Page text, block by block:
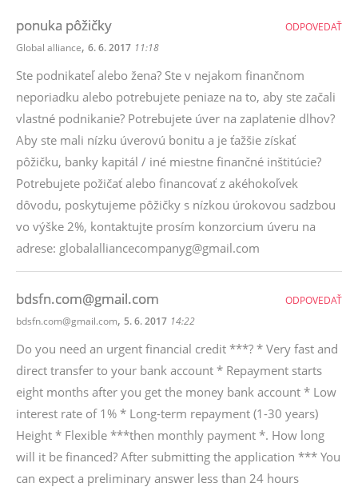
ponuka pôžičky
Global alliance, 6. 6. 2017 11:18
Ste podnikateľ alebo žena? Ste v nejakom finančnom
neporiadku alebo potrebujete peniaze na to, aby ste začali
vlastné podnikanie? Potrebujete úver na zaplatenie dlhov?
Aby ste mali nízku úverovú bonitu a je ťažšie získať
pôžičku, banky kapitál / iné miestne finančné inštitúcie?
Potrebujete požičať alebo financovať z akéhokoľvek
dôvodu, poskytujeme pôžičky s nízkou úrokovou sadzbou
vo výške 2%, kontaktujte prosím konzorcium úveru na
adrese: globalalliancecompanyg@gmail.com
ODPOVEDAŤ
bdsfn.com@gmail.com
bdsfn.com@gmail.com, 5. 6. 2017 14:22
Do you need an urgent financial credit ***? * Very fast and
direct transfer to your bank account * Repayment starts
eight months after you get the money bank account * Low
interest rate of 1% * Long-term repayment (1-30 years)
Height * Flexible ***then monthly payment *. How long
will it be financed? After submitting the application *** You
can expect a preliminary answer less than 24 hours
ODPOVEDAŤ